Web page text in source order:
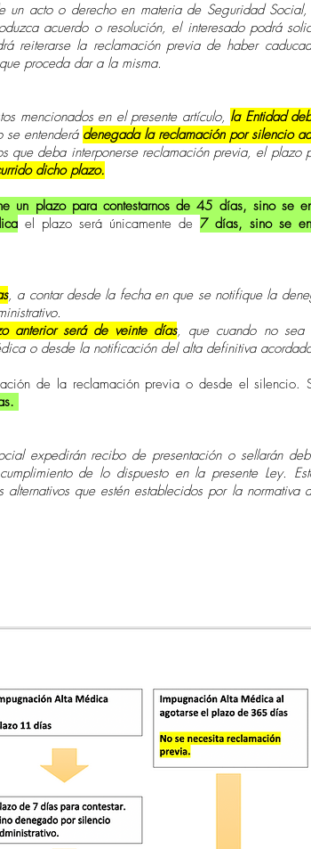
acto o derecho en materia de Seguridad Social,
acuerdo o resolución, el interesado podrá
reiterarse la reclamación previa de haber
proceda dar a la misma.
mencionados en el presente artículo, la Entidad
se entenderá denegada la reclamación por silencio
que deba interponerse reclamación previa, el plazo
dicho plazo.
un plazo para contestarnos de 45 días, sino se
el plazo será únicamente de 7 días, sino se
, a contar desde la fecha en que se notifique la
anterior será de veinte días, que cuando no sea
o desde la notificación del alta definitiva
de la reclamación previa o desde el silencio.
expedirán recibo de presentación o sellarán
de lo dispuesto en la presente Ley.
que estén establecidos por la normativa